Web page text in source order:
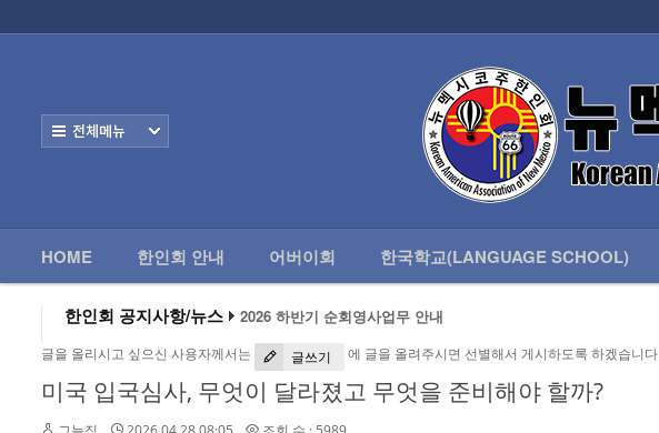
HOME 한인회 안내 어버이회 한국학교(LANGUAGE SCHOOL)
한인회 공지사항/뉴스
2026 미주한인회장대회
알버커키 감리교회 부흥회 조영진 목사님
2026년 3월 10일 상반기 순회 영사업무 안내
2026 하반기 순회영사업무 안내
글을 올리시고 싶으신 사용자께서는 글쓰기 에 글을 올려주시면 선별해서 게시하도록 하겠습니다
미국 입국심사, 무엇이 달라졌고 무엇을 준비해야 할까?
한인회 안내
정보/생활/건강
- 한인회총람(2012)
- 뉴멕시코 한인업소록
- 뉴멕시코골프회